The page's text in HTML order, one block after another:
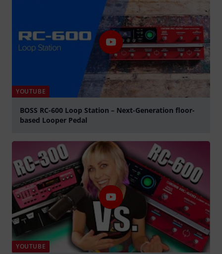
YOUTUBE
BOSS RC-600 Loop Station – Next-Generation floor-
based Looper Pedal
YOUTUBE